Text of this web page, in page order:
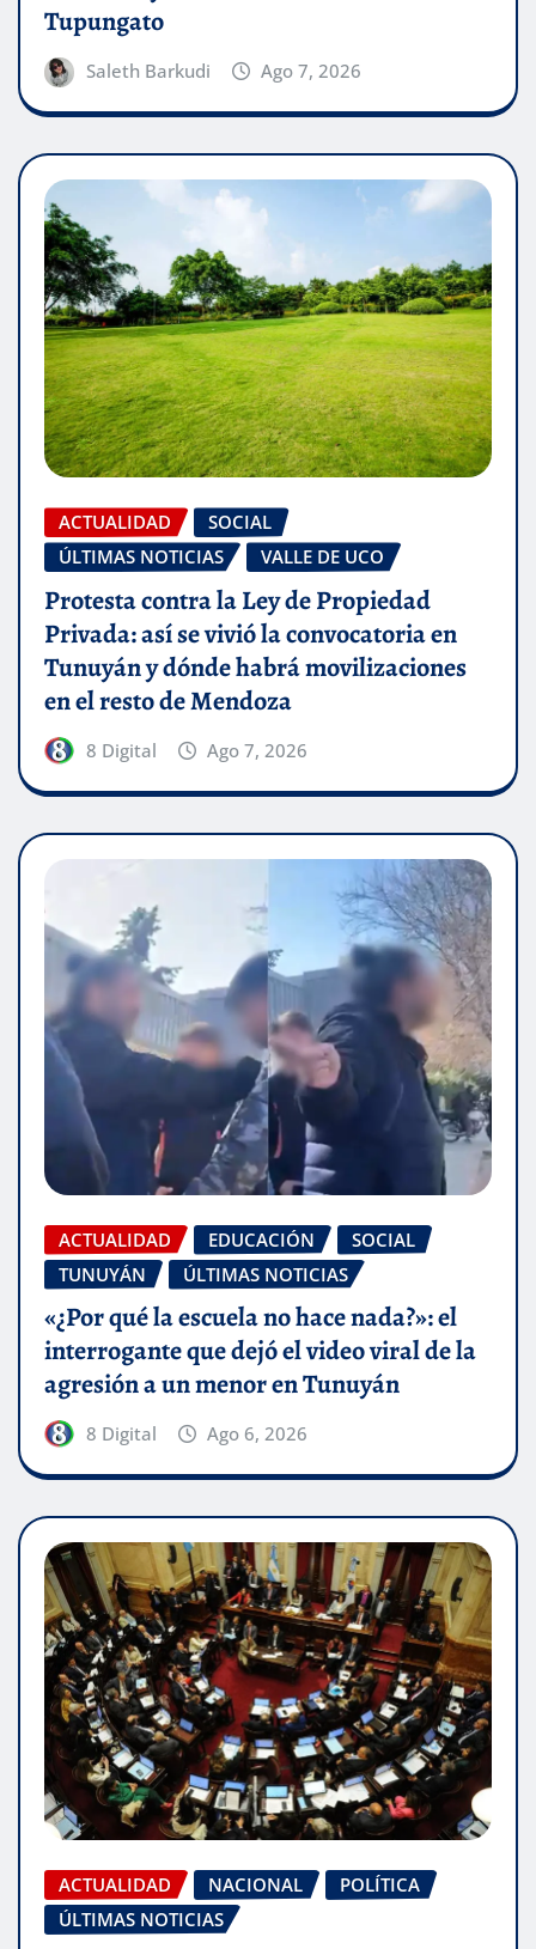
Tupungato
Saleth Barkudi Ago 7, 2026
ACTUALIDAD
SOCIAL
ÚLTIMAS NOTICIAS
VALLE DE UCO
Protesta contra la Ley de Propiedad
Privada: así se vivió la convocatoria en
Tunuyán y dónde habrá movilizaciones
en el resto de Mendoza
8 Digital Ago 7, 2026
ACTUALIDAD EDUCACIÓN
SOCIAL
TUNUYÁN
ÚLTIMAS NOTICIAS
«¿Por qué la escuela no hace nada?»: el
interrogante que dejó el video viral de la
agresión a un menor en Tunuyán
8 Digital Ago 6, 2026
ACTUALIDAD NACIONAL
POLÍTICA
ÚLTIMAS NOTICIAS